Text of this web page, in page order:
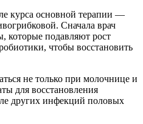
курса основной терапии —
Сначала врач
которые подавляют рост
чтобы восстановить
не только при молочнице и
для восстановления
других инфекций половых